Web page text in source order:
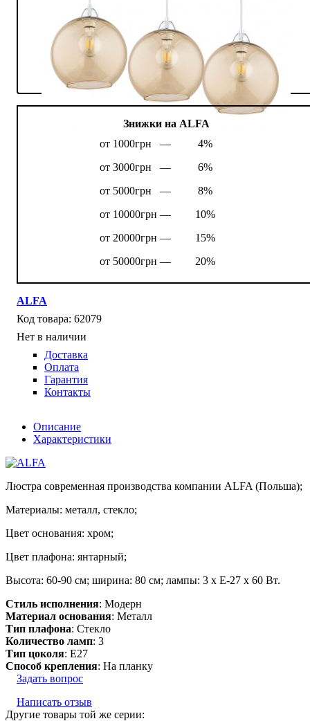
Знижки на ALFA
от 1000грн —
4%
от 3000грн —
6%
от 5000грн —
8%
от 10000грн —
10%
от 20000грн —
15%
от 50000грн —
20%
ALFA
62079
Нет в наличии
Доставка
Оплата
Гарантия
Контакты
Описание
Характеристики
Люстра современная производства компании ALFA (Польша);
Материалы: металл, стекло;
Цвет основания: хром;
Цвет плафона: янтарный;
Высота: 60-90 см; ширина: 80 см; лампы: 3 х Е-27 х 60 Вт.
Стиль исполнения: Модерн
Материал основания: Металл
Тип плафона: Стекло
Количество ламп: 3
Тип цоколя: E27
Способ крепления: На планку
Задать вопрос
Написать отзыв
Другие товары той же серии: